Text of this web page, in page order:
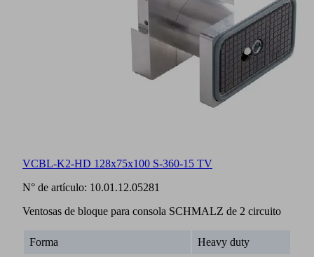
VCBL-K2-HD 128x75x100 S-360-15 TV
N° de artículo: 10.01.12.05281
Ventosas de bloque para consola SCHMALZ de 2 circuito
Forma Heavy duty